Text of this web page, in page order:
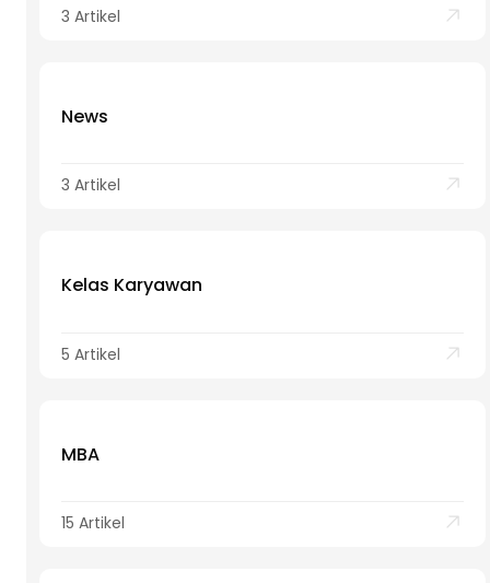
3 Artikel
News
3 Artikel
Kelas Karyawan
5 Artikel
MBA
15 Artikel